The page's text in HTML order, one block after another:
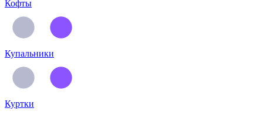
Кофты
Купальники
Куртки